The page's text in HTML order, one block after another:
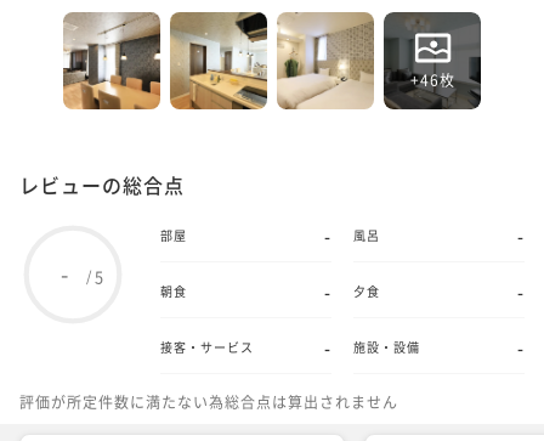
+46枚
レビューの総合点
- /5
部屋 - 風呂 -
朝食 - 夕食 -
接客・サービス - 施設・設備 -
評価が所定件数に満たない為総合点は算出されません